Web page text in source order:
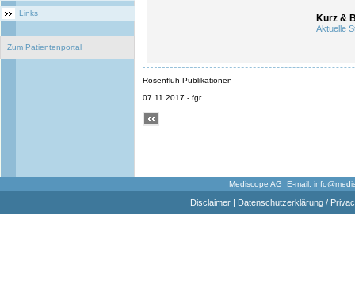
Links
Zum Patientenportal
Kurz &
Aktuelle
Rosenfluh Publikationen
07.11.2017 - fgr
Mediscope AG E-mail:
Disclaimer| Datenschutzerklärung /